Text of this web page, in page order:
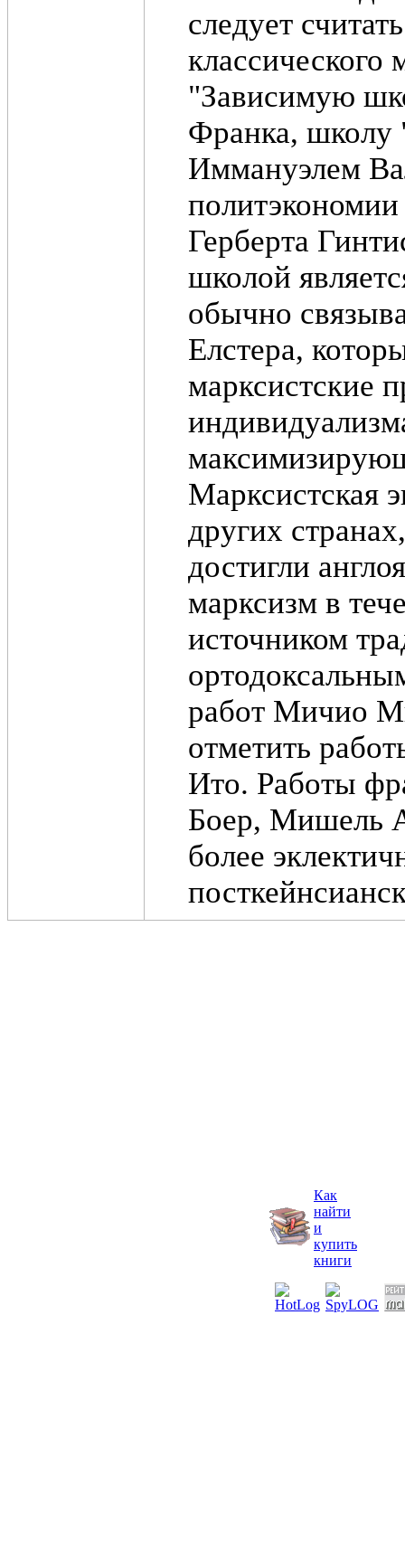
следует
"Зависимую
Франка, школу
Иммануэлем
Герберта
школой
обычно
Елстера,
марксистские
Марксистская
других
достигли
марксизм в
источником
работ Мичио
отметить
Ито. Работы
Боер, Мишель
более
Как
найти
и
купить
книги